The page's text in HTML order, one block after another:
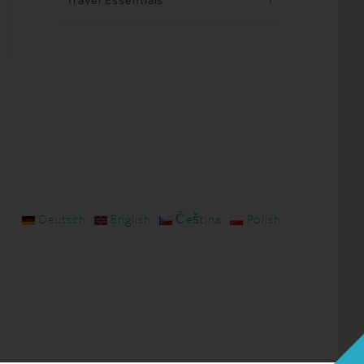
Deutsch English Čeština Polish